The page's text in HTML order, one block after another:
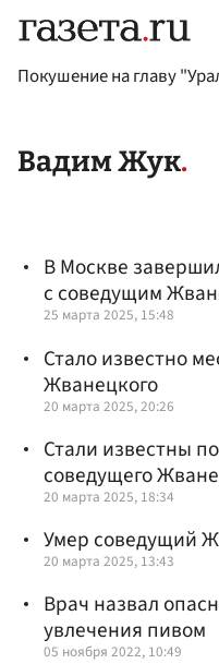
Покушение на главу
Вадим Жук
В Москве
с соведущим
25 марта 2025, 15:48
Стало известно
Жванецкого
20 марта 2025, 20:26
Стали известны
соведущего
20 марта 2025, 18:34
Умер соведущий
20 марта 2025, 13:43
Врач назвал
увлечения пивом
05 ноября 2022, 10:49